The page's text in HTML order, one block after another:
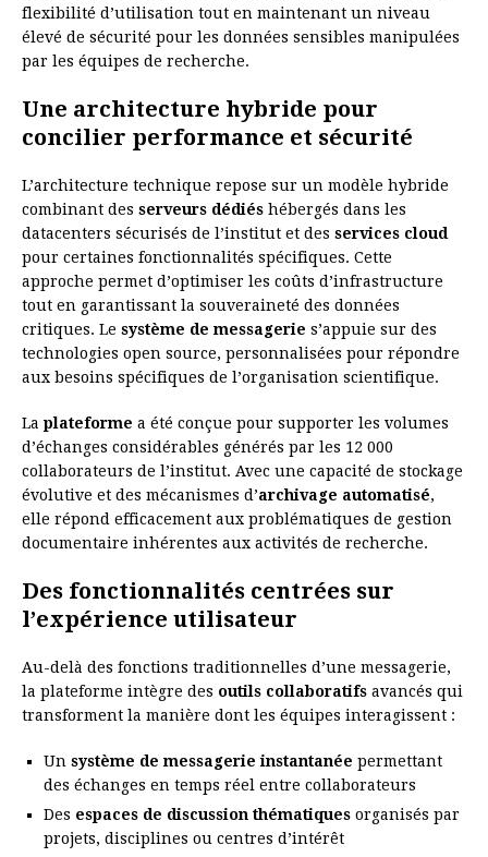
flexibilité d’utilisation tout en maintenant un niveau
élevé de sécurité pour les données sensibles manipulées
par les équipes de recherche.
Une architecture hybride pour
concilier performance et sécurité
L’architecture technique repose sur un modèle hybride
combinant des serveurs dédiés hébergés dans les
datacenters sécurisés de l’institut et des services cloud
pour certaines fonctionnalités spécifiques. Cette
approche permet d’optimiser les coûts d’infrastructure
tout en garantissant la souveraineté des données
critiques. Le système de messagerie s’appuie sur des
technologies open source, personnalisées pour répondre
aux besoins spécifiques de l’organisation scientifique.
La plateforme a été conçue pour supporter les volumes
d’échanges considérables générés par les 12 000
collaborateurs de l’institut. Avec une capacité de stockage
évolutive et des mécanismes d’archivage automatisé,
elle répond efficacement aux problématiques de gestion
documentaire inhérentes aux activités de recherche.
Des fonctionnalités centrées sur
l’expérience utilisateur
Au-delà des fonctions traditionnelles d’une messagerie,
la plateforme intègre des outils collaboratifs avancés qui
transforment la manière dont les équipes interagissent :
Un système de messagerie instantanée permettant
des échanges en temps réel entre collaborateurs
Des espaces de discussion thématiques organisés par
projets, disciplines ou centres d’intérêt